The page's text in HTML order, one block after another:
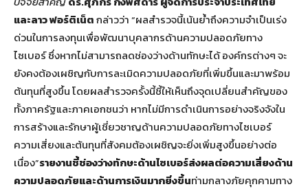
และลาว ฟอร์ติเน็ตกล่าวว่า “ผลสำรวจนี้เน้นย้ำถึงความจำเป็นเร่ง
ด่วนในการลงทุนเพื่อพัฒนาบุคลากรด้านความปลอดภัยทาง
ไซเบอร์ ซึ่งหากไม่สามารถลดช่องว่างด้านทักษะได้ องค์กรต่างๆ จะ
ยังคงต้องเผชิญกับการละเมิดความปลอดภัยที่เพิ่มขึ้นและมาพร้อม
ต้นทุนที่สูงขึ้น โดยผลสำรวจครั้งนี้ชี้ให้เห็นถึงจุดเปลี่ยนสำคัญของ
ทั้งภาครัฐและภาคเอกชนว่า หากไม่มีการดำเนินการอย่างจริงจังใน
การสร้างและรักษาผู้เชี่ยวชาญด้านความปลอดภัยทางไซเบอร์
ความเสี่ยงและต้นทุนที่สังคมต้องเผชิญจะยิ่งเพิ่มสูงขึ้นอย่างต่อ
เนื่อง”รายงานชี้ช่องว่างทักษะด้านไซเบอร์ส่งผลต่อความเสี่ยงด้าน
ความปลอดภัยและด้านการเงินมากยิ่งขึ้นท่ามกลางภัยคุกคามทาง